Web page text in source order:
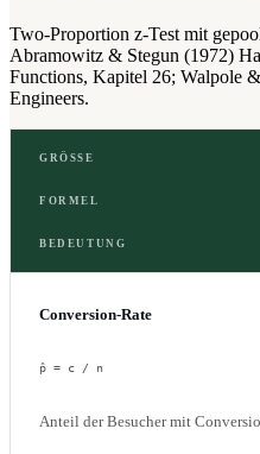
Two-Proportion z-Test mit
Abramowitz & Stegun (1972)
Functions, Kapitel 26; Walpole
Engineers.
GRÖSSE
FORMEL
BEDEUTUNG
Conversion-Rate
p̂ = c / n
Anteil der Besucher mit